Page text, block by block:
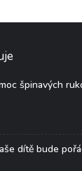
špinavých
dítě bude